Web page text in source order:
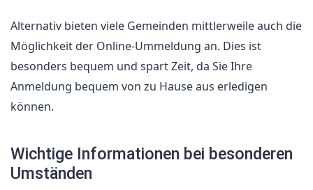
Alternativ bieten viele Gemeinden mittlerweile auch die
Möglichkeit der Online-Ummeldung an. Dies ist
besonders bequem und spart Zeit, da Sie Ihre
Anmeldung bequem von zu Hause aus erledigen
können.
Wichtige Informationen bei besonderen
Umständen